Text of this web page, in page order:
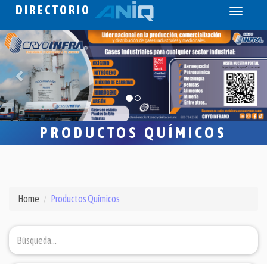
DIRECTORIO
Toggle
PRODUCTOS QUÍMICOS
Home Productos Químicos